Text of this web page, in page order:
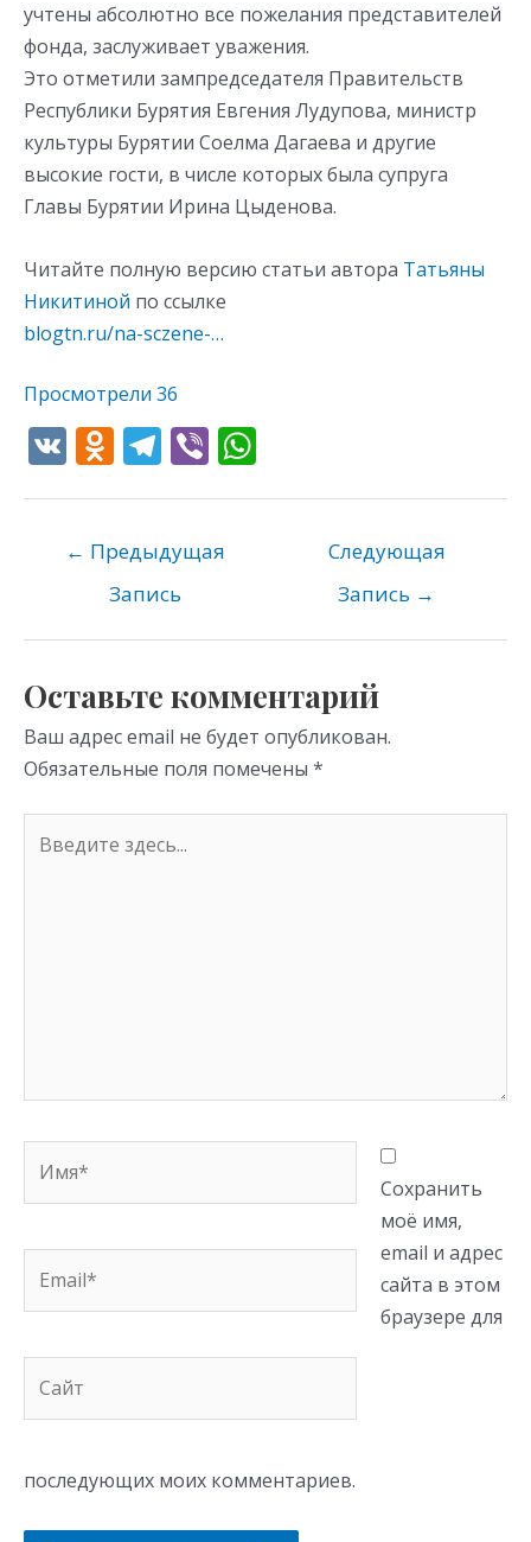
учтены абсолютно все пожелания представителей
фонда, заслуживает уважения.
Это отметили зампредседателя Правительств
Республики Бурятия Евгения Лудупова, министр
культуры Бурятии Соелма Дагаева и другие
высокие гости, в числе которых была супруга
Главы Бурятии Ирина Цыденова.
Читайте полную версию статьи автора Татьяны
Никитиной по ссылке
blogtn.ru/na-sczene-…
Просмотрели 36
V O
o
kl
as
ni
ki
T
gr
a
m
Vi
p
← Предыдущая
Запись
Следующая
Запись →
Оставьте комментарий
Ваш адрес email не будет опубликован.
Обязательные поля помечены *
здесь...
Сохранить
моё имя,
email и адрес
сайта в этом
браузере для
последующих моих комментариев.